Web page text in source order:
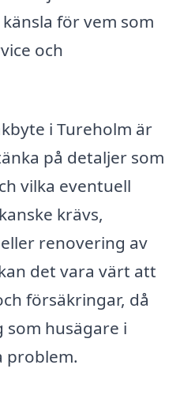
för vem som
och
i Tureholm är
på detaljer som
vilka eventuell
krävs,
renovering av
det vara värt att
försäkringar, då
som husägare i
problem.